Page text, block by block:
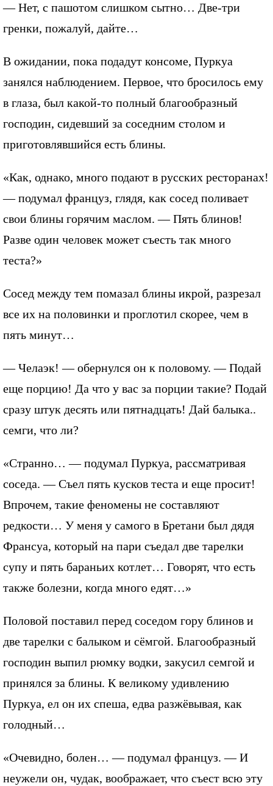
— Нет, с пашотом слишком сытно… Две-три
гренки, пожалуй, дайте…
В ожидании, пока подадут консоме, Пуркуа
занялся наблюдением. Первое, что бросилось ему
в глаза, был какой-то полный благообразный
господин, сидевший за соседним столом и
приготовлявшийся есть блины.
«Как, однако, много подают в русских ресторанах!
— подумал француз, глядя, как сосед поливает
свои блины горячим маслом. — Пять блинов!
Разве один человек может съесть так много
теста?»
Сосед между тем помазал блины икрой, разрезал
все их на половинки и проглотил скорее, чем в
пять минут…
— Челаэк! — обернулся он к половому. — Подай
еще порцию! Да что у вас за порции такие? Подай
сразу штук десять или пятнадцать! Дай балыка..
семги, что ли?
«Странно… — подумал Пуркуа, рассматривая
соседа. — Съел пять кусков теста и еще просит!
Впрочем, такие феномены не составляют
редкости… У меня у самого в Бретани был дядя
Франсуа, который на пари съедал две тарелки
супу и пять бараньих котлет… Говорят, что есть
также болезни, когда много едят…»
Половой поставил перед соседом гору блинов и
две тарелки с балыком и сёмгой. Благообразный
господин выпил рюмку водки, закусил семгой и
принялся за блины. К великому удивлению
Пуркуа, ел он их спеша, едва разжёвывая, как
голодный…
«Очевидно, болен… — подумал француз. — И
неужели он, чудак, воображает, что съест всю эту